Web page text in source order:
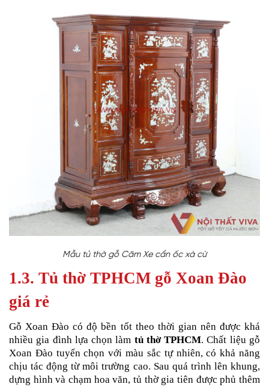
Mẫu tủ thờ gỗ Căm Xe cẩn ốc xà cừ
1.3. Tủ thờ TPHCM gỗ Xoan Đào
giá rẻ
GỗXoan Đào có độ bền tốt theo thời gian nên được khá
nhiều gia đình lựa chọn làm tủ thờ TPHCM. Chất liệu gỗ
Xoan Đào tuyển chọn với màu sắc tự nhiên, có khả năng
chịu tác động từ môi trường cao. Sau quá trình lên khung,
dựng hình và chạm hoa văn, tủ thờ gia tiên được phủ thêm